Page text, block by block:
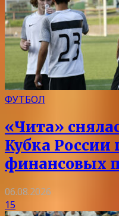
ФУТБОЛ
«Чита»
Кубка России
финансовых
06.08.2026
15